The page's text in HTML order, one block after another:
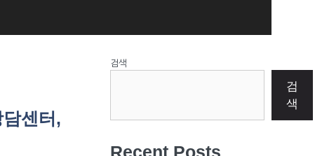
센터,
검색
검
색
Recent Posts